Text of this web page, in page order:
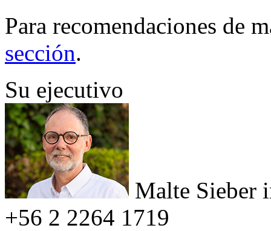
Para recomendaciones de
sección.
Su ejecutivo
Malte Sieber
+56 2 2264 1719